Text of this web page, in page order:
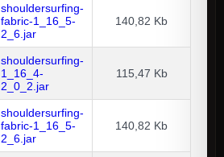
shouldersurfing-
fabric-1_16_5-
2_6.jar
140,82 Kb
shouldersurfing-
1_16_4-
2_0_2.jar
115,47 Kb
shouldersurfing-
fabric-1_16_5-
2_6.jar
140,82 Kb